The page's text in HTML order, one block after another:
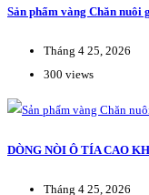
Sản phẩm vàng Chăn nuôi
Tháng 4 25, 2026
300 views
DÒNG NÒI Ô TÍA CAO
Tháng 4 25, 2026